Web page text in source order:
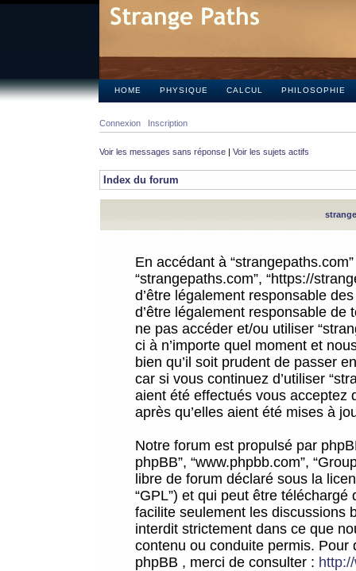
HOME PHYSIQUE CALCUL PHILOSOPHIE
Connexion Inscription
Voir les messages sans réponse | Voir les sujets actifs
Index du forum
En accédant à
“strangepaths.com”, “https://
d’être légalement responsable
d’être légalement responsable
ne pas accéder et/ou utiliser
ci à n’importe quel moment et
bien qu’il soit prudent de passer
car si vous continuez d’utiliser
aient été effectués vous acceptez
après qu’elles aient été mises à
Notre forum est propulsé par
phpBB”, “www.phpbb.com”,
libre de forum déclaré sous la
“GPL”) et qui peut être téléchargé
facilite seulement les discussions
interdit strictement dans ce que
contenu ou conduite permis.
phpBB , merci de consulter :